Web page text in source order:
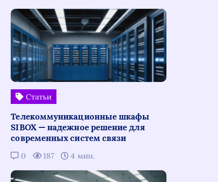
Статьи
Телекоммуникационные шкафы
SIBOX — надежное решение для
современных систем связи
0 187 4 мин.